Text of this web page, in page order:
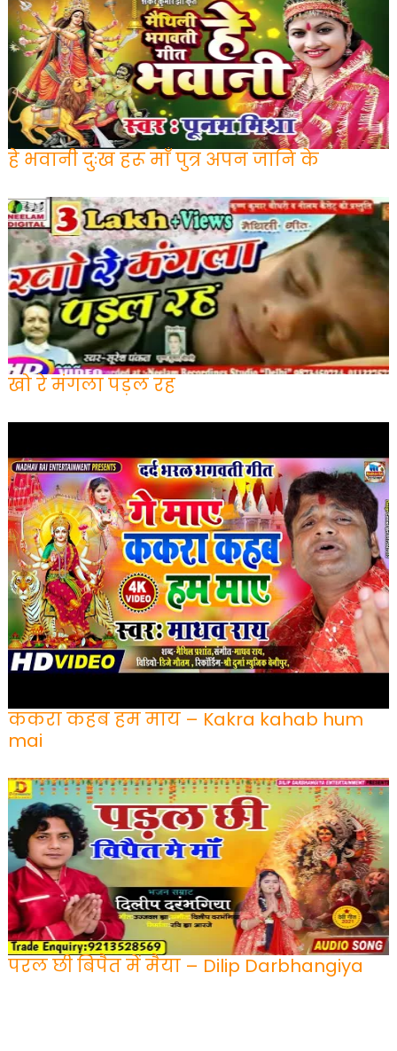
हे भवानी दुःख हरू माँ पुत्र अपन जानि के
खो रे मंगला पड़ल रह
ककरा कहब हम माय – Kakra kahab hum
mai
परल छी बिपैत में मैया – Dilip Darbhangiya